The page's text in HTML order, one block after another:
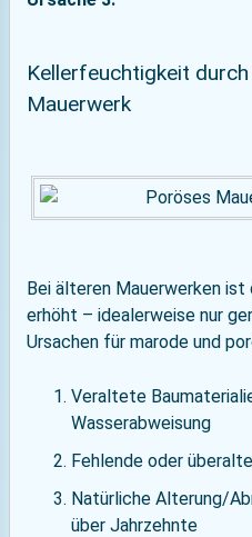
Kellerfeuchtigkeit
Mauerwerk
Bei älteren Mauerwerken
erhöht – idealerweise nur
Ursachen für marode und
Veraltete
Wasserabweisung
Fehlende oder
Natürliche Alterung/
über Jahrzehnte